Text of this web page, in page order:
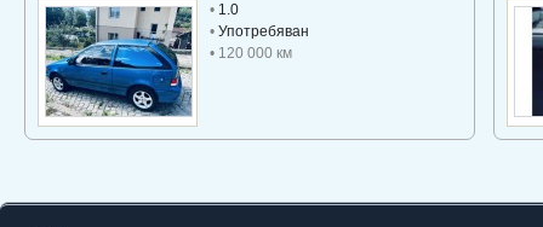
• 1.0
• Употребяван
• 120 000 км